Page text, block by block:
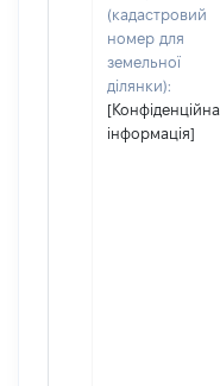
(кадастровий
номер для
земельної
ділянки):
[Конфіденційна
інформація]